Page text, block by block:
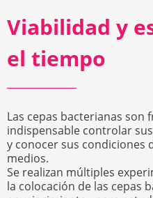
Viabilidad y
el tiempo
Las cepas bacterianas son
indispensable controlar
y conocer sus condiciones
medios.
Se realizan múltiples
la colocación de las cepas